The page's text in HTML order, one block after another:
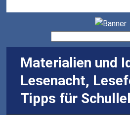
Materialien und
Lesenacht,
Tipps für